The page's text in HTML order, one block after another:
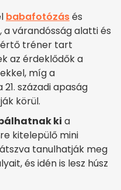
babafotózásés
várandósság alatti és
tréner tart
az érdeklődők a
míg a
századi apaság
körül.
ki a
kitelepülő mini
tanulhatják meg
és idén is lesz húsz